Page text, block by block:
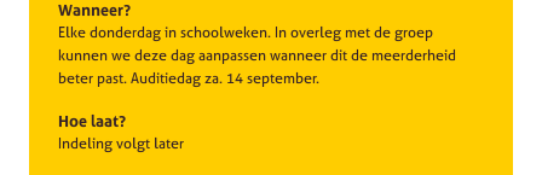
Wanneer?
Elke donderdag in schoolweken. In overleg met de groep
kunnen we deze dag aanpassen wanneer dit de meerderheid
beter past. Auditiedag za. 14 september.
Hoe laat?
Indeling volgt later